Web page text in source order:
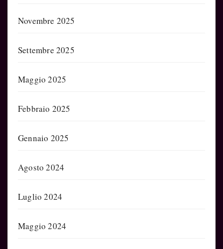
Novembre 2025
Settembre 2025
Maggio 2025
Febbraio 2025
Gennaio 2025
Agosto 2024
Luglio 2024
Maggio 2024